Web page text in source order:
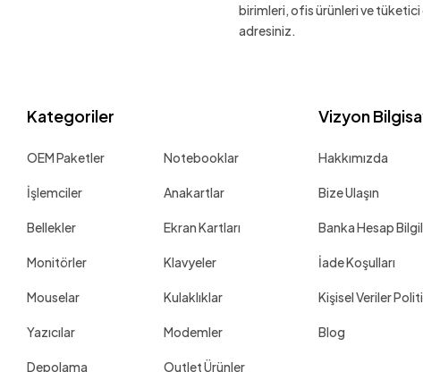
birimleri, ofis ürünleri ve
adresiniz.
Kategoriler
OEM Paketler Notebooklar
İşlemciler Anakartlar
Bellekler Ekran Kartları
Monitörler Klavyeler
Mouselar Kulaklıklar
Yazıcılar Modemler
Depolama Outlet Ürünler
Vizyon
Hakkımızda
Bize Ulaşın
Banka Hesap
İade Koşulları
Kişisel Veriler
Blog